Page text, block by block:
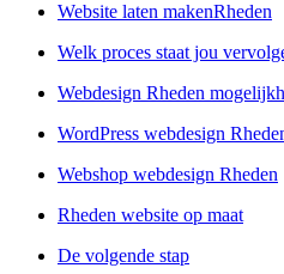
Website laten makenRheden
Welk proces staat jou
Webdesign Rheden
WordPress webdesign
Webshop webdesign Rheden
Rheden website op maat
De volgende stap